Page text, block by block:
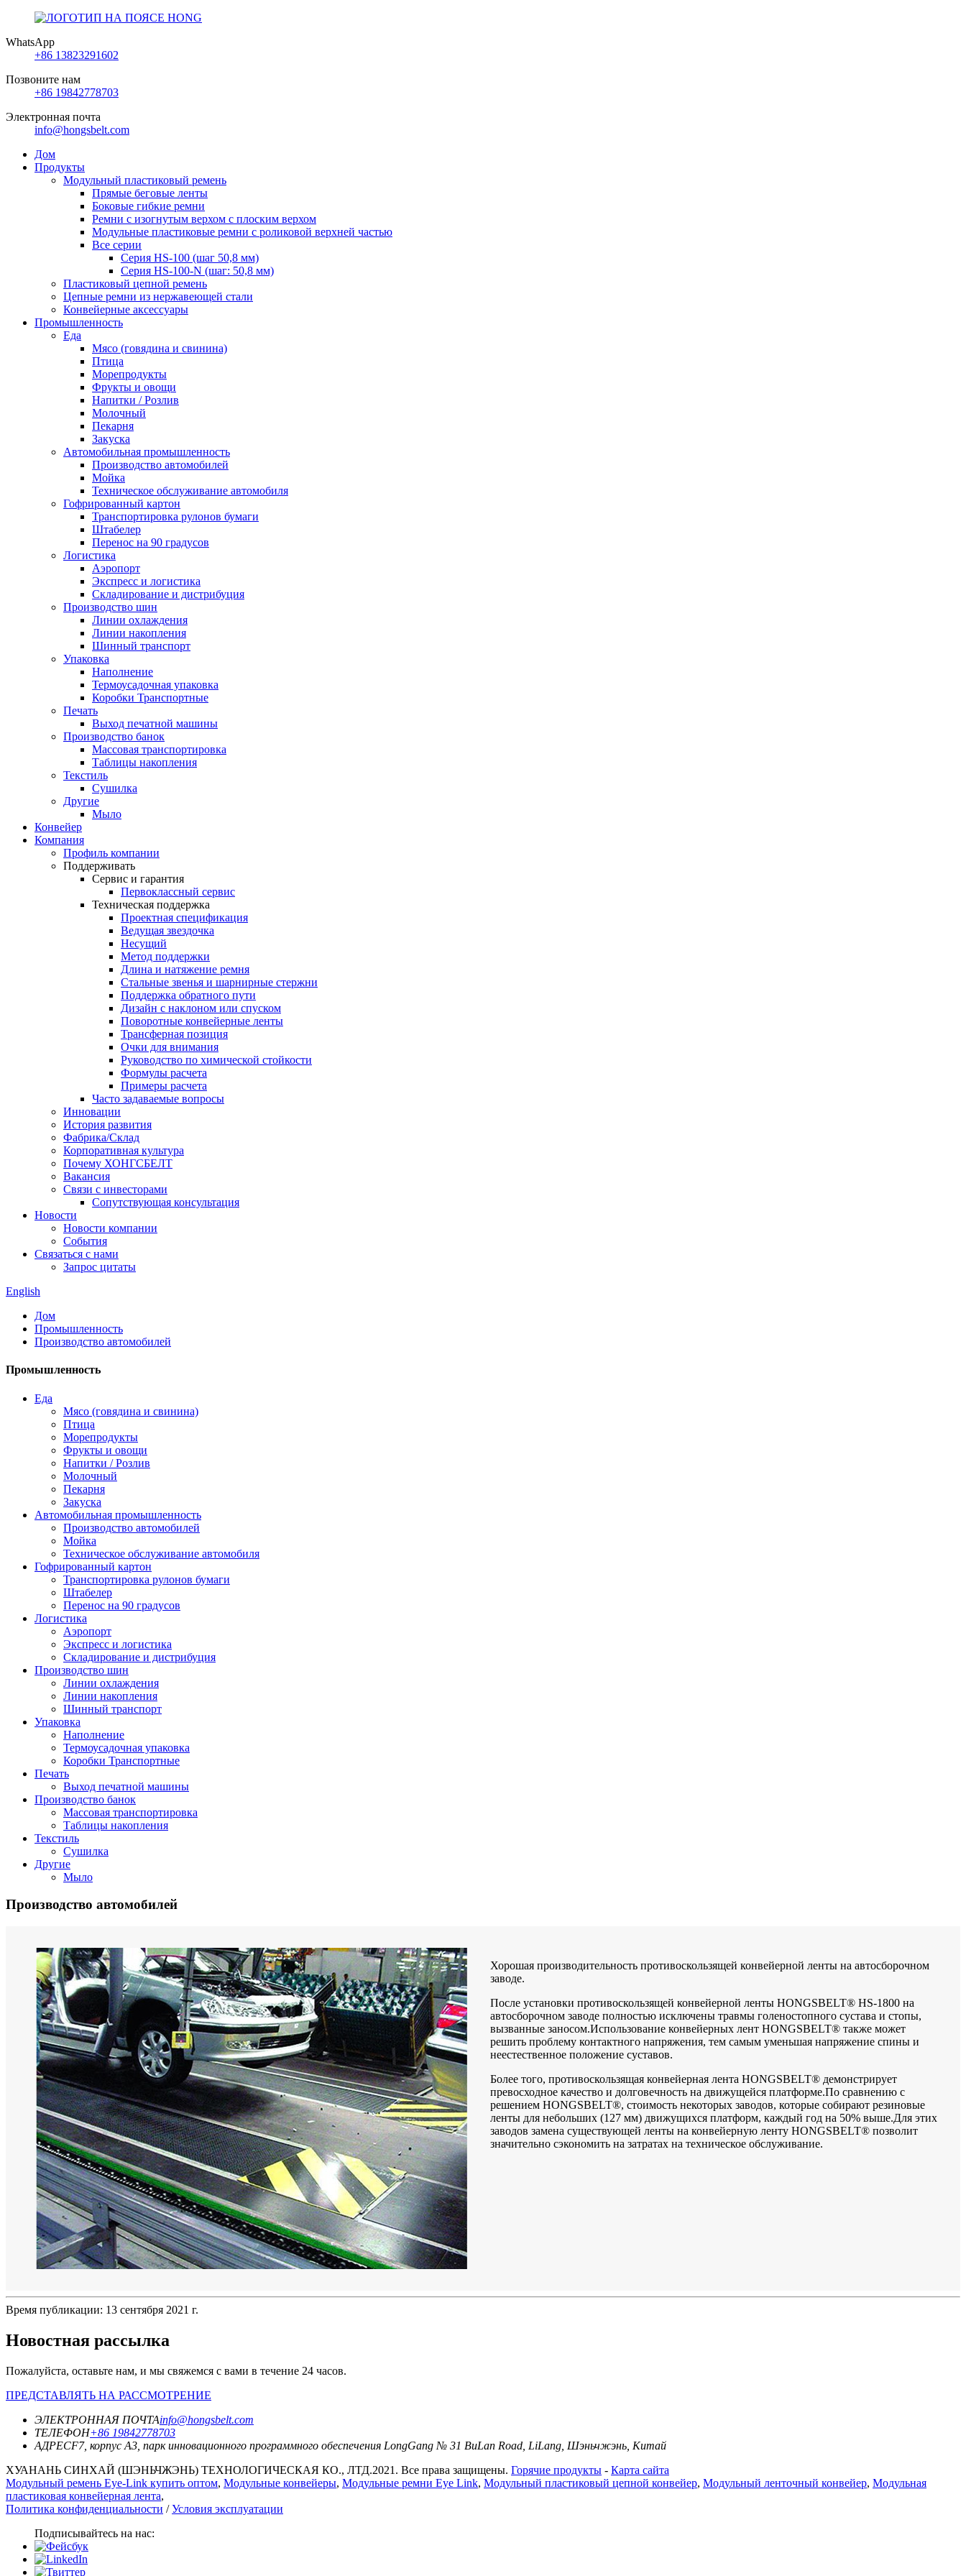
WhatsApp
+86 13823291602
Позвоните нам
+86 19842778703
Электронная почта
info@hongsbelt.com
Дом
Продукты
Модульный пластиковый ремень
Прямые беговые ленты
Боковые гибкие ремни
Ремни с изогнутым верхом с плоским верхом
Модульные пластиковые ремни с роликовой верхней частью
Все серии
Серия HS-100 (шаг 50,8 мм)
Серия HS-100-N (шаг: 50,8 мм)
Пластиковый цепной ремень
Цепные ремни из нержавеющей стали
Конвейерные аксессуары
Промышленность
Еда
Мясо (говядина и свинина)
Птица
Морепродукты
Фрукты и овощи
Напитки / Розлив
Молочный
Пекарня
Закуска
Автомобильная промышленность
Производство автомобилей
Мойка
Техническое обслуживание автомобиля
Гофрированный картон
Транспортировка рулонов бумаги
Штабелер
Перенос на 90 градусов
Логистика
Аэропорт
Экспресс и логистика
Складирование и дистрибуция
Производство шин
Линии охлаждения
Линии накопления
Шинный транспорт
Упаковка
Наполнение
Термоусадочная упаковка
Коробки Транспортные
Печать
Выход печатной машины
Производство банок
Массовая транспортировка
Таблицы накопления
Текстиль
Сушилка
Другие
Мыло
Конвейер
Компания
Профиль компании
Поддерживать
Сервис и гарантия
Первоклассный сервис
Техническая поддержка
Проектная спецификация
Ведущая звездочка
Несущий
Метод поддержки
Длина и натяжение ремня
Стальные звенья и шарнирные стержни
Поддержка обратного пути
Дизайн с наклоном или спуском
Поворотные конвейерные ленты
Трансферная позиция
Очки для внимания
Руководство по химической стойкости
Формулы расчета
Примеры расчета
Часто задаваемые вопросы
Инновации
История развития
Фабрика/Склад
Корпоративная культура
Почему ХОНГСБЕЛТ
Вакансия
Связи с инвесторами
Сопутствующая консультация
Новости
Новости компании
События
Связаться с нами
Запрос цитаты
English
Дом
Промышленность
Производство автомобилей
Промышленность
Еда
Мясо (говядина и свинина)
Птица
Морепродукты
Фрукты и овощи
Напитки / Розлив
Молочный
Пекарня
Закуска
Автомобильная промышленность
Производство автомобилей
Мойка
Техническое обслуживание автомобиля
Гофрированный картон
Транспортировка рулонов бумаги
Штабелер
Перенос на 90 градусов
Логистика
Аэропорт
Экспресс и логистика
Складирование и дистрибуция
Производство шин
Линии охлаждения
Линии накопления
Шинный транспорт
Упаковка
Наполнение
Термоусадочная упаковка
Коробки Транспортные
Печать
Выход печатной машины
Производство банок
Массовая транспортировка
Таблицы накопления
Текстиль
Сушилка
Другие
Мыло
Производство автомобилей
Хорошая производительность противоскользящей конвейерной ленты на автосборочном
заводе.
После установки противоскользящей конвейерной ленты HONGSBELT® HS-1800 на
автосборочном заводе полностью исключены травмы голеностопного сустава и стопы,
вызванные заносом.Использование конвейерных лент HONGSBELT® также может
решить проблему контактного напряжения, тем самым уменьшая напряжение спины и
неестественное положение суставов.
Более того, противоскользящая конвейерная лента HONGSBELT® демонстрирует
превосходное качество и долговечность на движущейся платформе.По сравнению с
решением HONGSBELT®, стоимость некоторых заводов, которые собирают резиновые
ленты для небольших (127 мм) движущихся платформ, каждый год на 50% выше.Для этих
заводов замена существующей ленты на конвейерную ленту HONGSBELT® позволит
значительно сэкономить на затратах на техническое обслуживание.
Время публикации: 13 сентября 2021 г.
Новостная рассылка
Пожалуйста, оставьте нам, и мы свяжемся с вами в течение 24 часов.
ПРЕДСТАВЛЯТЬ НА РАССМОТРЕНИЕ
ЭЛЕКТРОННАЯ ПОЧТАinfo@hongsbelt.com
ТЕЛЕФОН+86 19842778703
АДРЕСF7, корпус A3, парк инновационного программного обеспечения LongGang № 31 BuLan Road, LiLang, Шэньчжэнь, Китай
ХУАНАНЬ СИНХАЙ (ШЭНЬЧЖЭНЬ) ТЕХНОЛОГИЧЕСКАЯ КО., ЛТД.2021. Все права защищены. Горячие продукты - Карта сайта
Модульный ремень Eye-Link купить оптом, Модульные конвейеры, Модульные ремни Eye Link, Модульный пластиковый цепной конвейер, Модульный ленточный конвейер, Модульная
пластиковая конвейерная лента,
Политика конфиденциальности /Условия эксплуатации
Подписывайтесь на нас: